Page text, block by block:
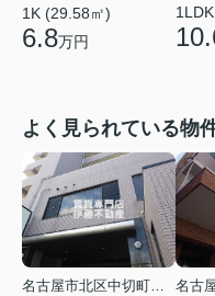
1K (29.58㎡)
6.8万円
よく見られている物